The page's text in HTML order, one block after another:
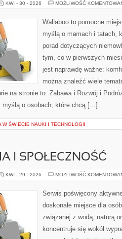
KWI - 30 - 2026 MOŻLIWOŚĆ
Wallaboo to pomocne
myślą o mamach i tatach,
porad dotyczących
tym, co w pierwszych
jest naprawdę ważne:
można znaleźć wiele
na stronie to: Zabawa i Rozwój i
myślą o osobach, które chcą […]
W ŚWIECIE NAUKI I TECHNOLOGII
I SPOŁECZNOŚĆ
KWI - 29 - 2026 MOŻLIWOŚĆ
Serwis poświęcony
doskonałe miejsce dla
związanej z wodą, naturą
koncentruje się wokół